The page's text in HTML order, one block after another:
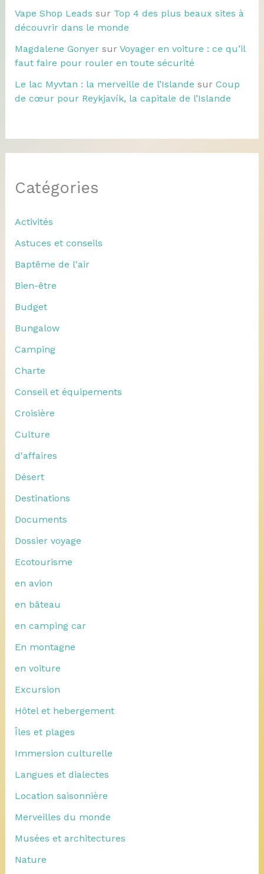
Vape Shop Leads sur Top 4 des plus beaux sites à
découvrir dans le monde
Magdalene Gonyersur Voyager en voiture : ce qu’il
faut faire pour rouler en toute sécurité
Le lac Myvtan : la merveille de l’Islande sur Coup
de cœur pour Reykjavík, la capitale de l’Islande
Catégories
Activités
Astuces et conseils
Baptême de l'air
Bien-être
Budget
Bungalow
Camping
Charte
Conseil et équipements
Croisière
Culture
d'affaires
Désert
Destinations
Documents
Dossier voyage
Ecotourisme
en avion
en bâteau
en camping car
En montagne
en voiture
Excursion
Hôtel et hebergement
Îles et plages
Immersion culturelle
Langues et dialectes
Location saisonnière
Merveilles du monde
Musées et architectures
Nature